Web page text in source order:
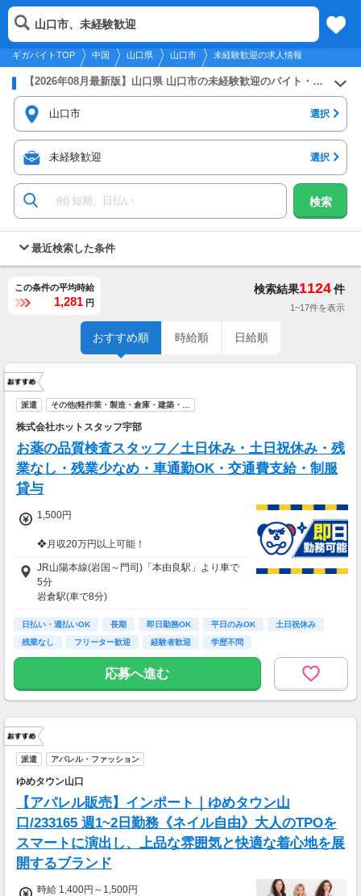
2026年8月9日更新
中国
メニュー
ギガバイトTOP 中国 山口県 山口市 未経験歓迎の求人情報
山口市、未経験歓迎
【2026年08月最新版】山口県 山口市の未経験歓迎のバイト・アルバイト・パートの求人募集情報
山口市 選択
未経験歓迎 選択
検索
最近検索した条件
この条件の平均時給
1,281 円
検索結果1124件
1~17件を表示
おすすめ順 時給順 日給順
派遣 その他(軽作業・製造・倉庫・建築・…
株式会社ホットスタッフ宇部
お薬の品質検査スタッフ／土日休み・土日祝休み・残
業なし・残業少なめ・車通勤OK・交通費支給・制服
貸与
1,500円
❖月収20万円以上可能！
時給1,500円×実働7.83時間×21日＝246,645円
＋別途通勤手当支給！
JR山陽本線(岩国～門司)「本由良駅」より車で
5分
岩倉駅(車で8分)
周防佐山駅(車で9分)
日払い・週払いOK 長期 即日勤務OK 平日のみOK
土日祝休み
残業なし
フリーター歓迎 経験者歓迎 学歴不問
応募へ進む
派遣 アパレル・ファッション
ゆめタウン山口
【アパレル販売】インポート｜ゆめタウン山
口/233165 週1~2日勤務《ネイル自由》大人のTPOを
スマートに演出し、上品な雰囲気と快適な着心地を展
開するブランド
時給 1,400円～1,500円